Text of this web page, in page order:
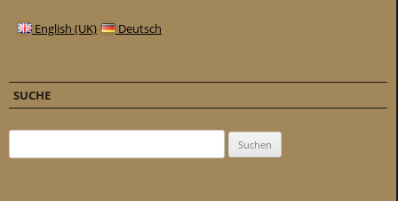
English (UK) Deutsch
SUCHE